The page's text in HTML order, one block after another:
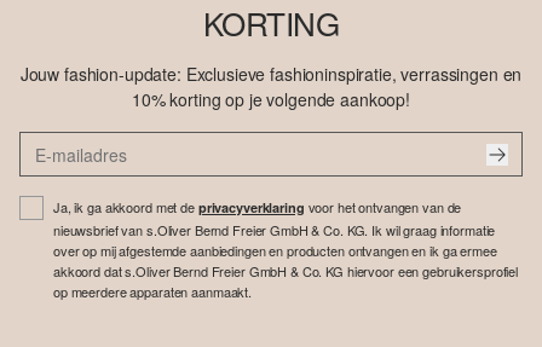
KORTING
Jouw fashion-update: Exclusieve fashioninspiratie, verrassingen en
10% korting op je volgende aankoop!
Ja, ik ga akkoord met de privacyverklaring voor het ontvangen van de
nieuwsbrief van s.Oliver Bernd Freier GmbH & Co. KG. Ik wil graag informatie
over op mij afgestemde aanbiedingen en producten ontvangen en ik ga ermee
akkoord dat s.Oliver Bernd Freier GmbH & Co. KG hiervoor een gebruikersprofiel
op meerdere apparaten aanmaakt.